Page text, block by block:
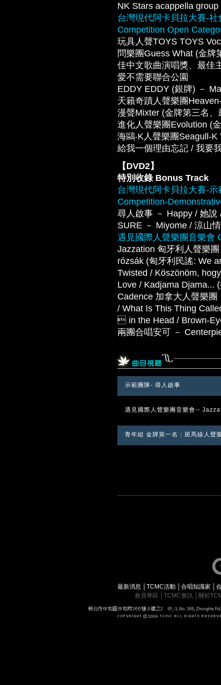
NK Stars acappella
台灣現代阿卡貝拉大賽-
Competition Open
玩具人聲TOYS TOYS
問樂團Guess What (金牌
佳中文歌曲演唱獎、最佳
愛不需要聯合公園
EDDY EDDY (銀牌) －
天籟奇蹟人聲樂團
漫聲Mixter (金牌第三名
進化人聲樂團Evolution (
海鷗‧K人聲樂團Seagull-
給我一個理由忘記 / 我要
【DVD2】
特別收錄 Bonus Track
台灣現代阿卡貝拉大賽-
Competition-
尋人啟事 － Happy / 她
SURE － Miyome / 涼山
遇見國際人聲樂團音樂會
Jazzation 匈牙利人聲樂
rózsák (匈牙利民謠: We
Twisted / Köszönöm,
Love / Kadjama Djama...
Cadence 加拿大人聲樂
/ What Is This Thing
 in the Head / Brown-
兩團合唱安可 －
示範團隊- 尋人啟事
遇見國際人聲樂團音樂會--
青年組 金牌第一名：斑馬線人
最新消息 │TCMC活動 │合唱知識家 │
會員專區
TCMC會訊 關於